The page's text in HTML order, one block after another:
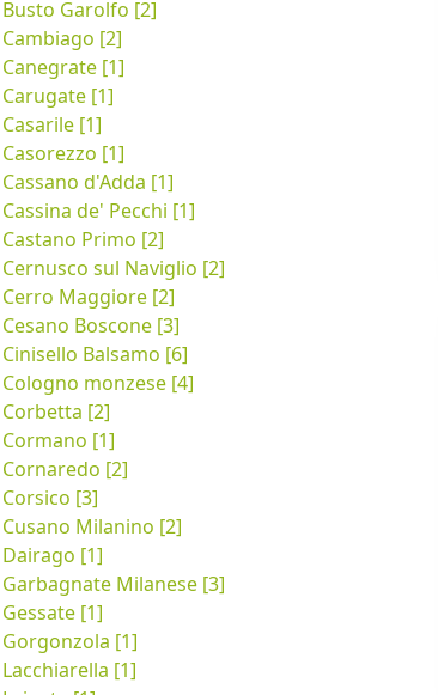
Busto Garolfo [2]
Cambiago [2]
Canegrate [1]
Carugate [1]
Casarile [1]
Casorezzo [1]
Cassano d'Adda [1]
Cassina de' Pecchi [1]
Castano Primo [2]
Cernusco sul Naviglio [2]
Cerro Maggiore [2]
Cesano Boscone [3]
Cinisello Balsamo [6]
Cologno monzese [4]
Corbetta [2]
Cormano [1]
Cornaredo [2]
Corsico [3]
Cusano Milanino [2]
Dairago [1]
Garbagnate Milanese [3]
Gessate [1]
Gorgonzola [1]
Lacchiarella [1]